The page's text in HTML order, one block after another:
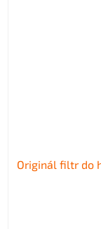
Originál filtr do